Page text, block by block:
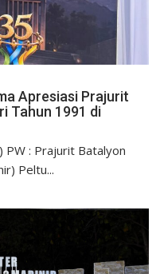
Apresiasi Prajurit
Tahun 1991 di
PW : Prajurit Batalyon
Peltu...